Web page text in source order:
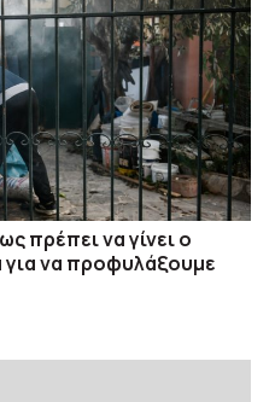
πρέπει να γίνει ο
να προφυλάξουμε